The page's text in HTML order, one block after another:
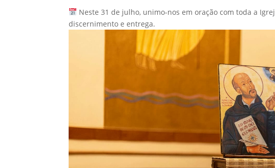
Neste 31 de julho, unimo-nos em oração com toda a
discernimento e entrega.